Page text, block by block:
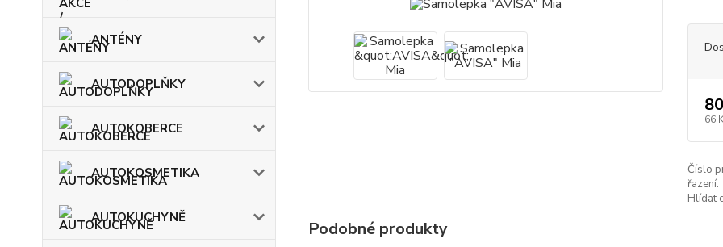
ANTÉNY
AUTODOPLŇKY
AUTOKOBERCE
AUTOKOSMETIKA
AUTOKUCHYNĚ
66
Číslo
řazení:
Hlídat
Podobné produkty